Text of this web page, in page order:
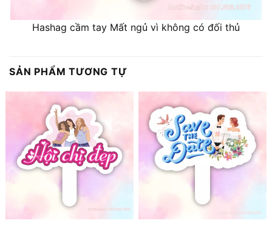
Hashag cầm tay Mất ngủ vì không có đối thủ
SẢN PHẨM TƯƠNG TỰ